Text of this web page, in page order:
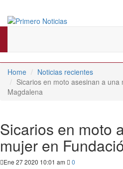
Primero
Home
Noticias recientes
Sicarios en moto asesinan a una
Magdalena
Sicarios en moto
mujer en
Ene 27 2020 10:01 am 0